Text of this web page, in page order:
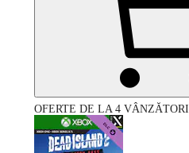
OFERTE DE LA 4 VÂNZĂTORI